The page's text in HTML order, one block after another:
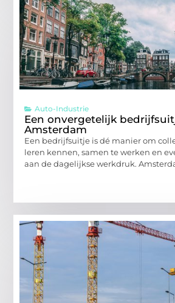
Auto-Industrie
Een onvergetelijk
Amsterdam
Een bedrijfsuitje is dé manier om
leren kennen, samen te werken en
aan de dagelijkse werkdruk.